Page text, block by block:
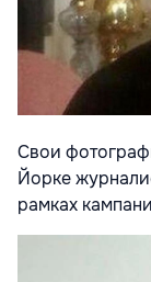
Свои
Йорке
рамках